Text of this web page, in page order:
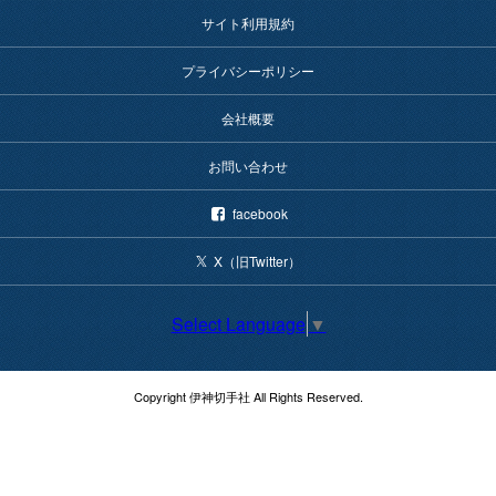
サイト利用規約
プライバシーポリシー
会社概要
お問い合わせ
facebook
X（旧Twitter）
Select Language ▼
Copyright 伊神切手社 All Rights Reserved.